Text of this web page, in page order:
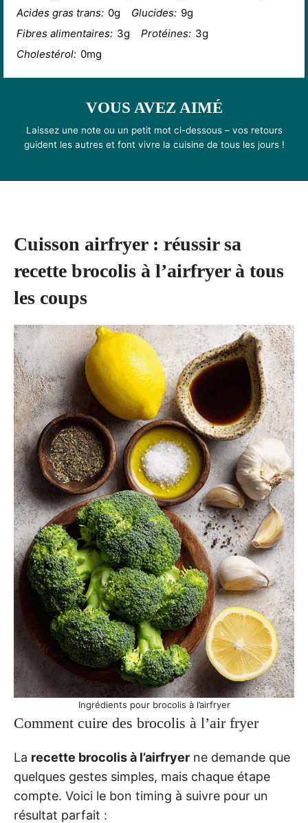
Acides gras trans: 0g Glucides: 9g
Fibres alimentaires: 3g Protéines: 3g
Cholestérol: 0mg
VOUS AVEZ AIMÉ
Laissez une note ou un petit mot ci-dessous – vos retours
guident les autres et font vivre la cuisine de tous les jours !
Cuisson airfryer : réussir sa
recette brocolis à l’airfryer à tous
les coups
Ingrédients pour brocolis à l’airfryer
Comment cuire des brocolis à l’air fryer
La recette brocolis à l’airfryer ne demande que
quelques gestes simples, mais chaque étape
compte. Voici le bon timing à suivre pour un
résultat parfait :